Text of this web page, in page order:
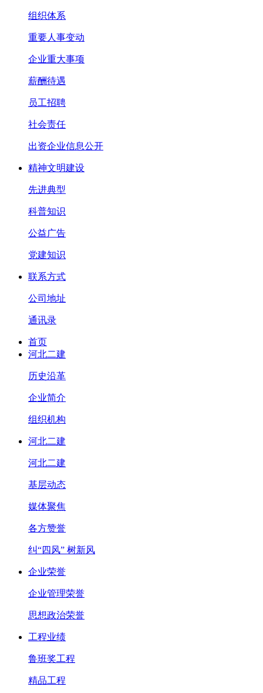
组织体系
重要人事变动
企业重大事项
薪酬待遇
员工招聘
社会责任
出资企业信息公开
精神文明建设
先进典型
科普知识
公益广告
党建知识
联系方式
公司地址
通讯录
首页
河北二建
历史沿革
企业简介
组织机构
河北二建
河北二建
基层动态
媒体聚焦
各方赞誉
纠“四风” 树新风
企业荣誉
企业管理荣誉
思想政治荣誉
工程业绩
鲁班奖工程
精品工程